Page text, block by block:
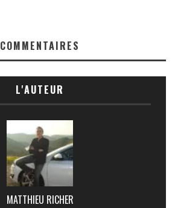
COMMENTAIRES
L'AUTEUR
MATTHIEU RICHER